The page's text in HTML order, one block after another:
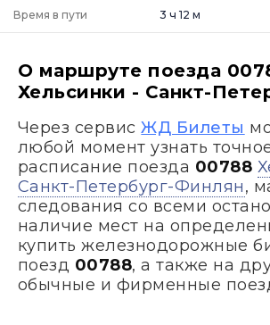
Время в пути
3 ч 12 м
О маршруте поезда
Хельсинки - Санкт-
Через сервисЖД Билеты
любой момент узнать
расписание поезда 00788
Санкт-Петербург-Финлян,
следования со всеми
наличие мест на
купить железнодорожные
поезд 00788, а также на
обычные и фирменные